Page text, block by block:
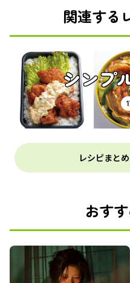
関連する
シンプ
レシピまと
おす